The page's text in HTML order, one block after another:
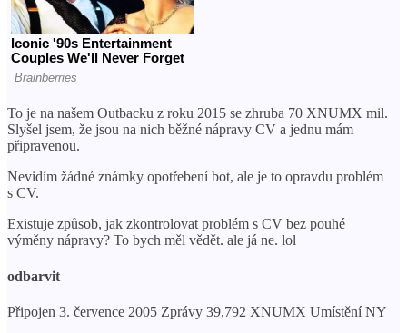
To je na našem Outbacku z roku 2015 se zhruba 70 XNUMX mil.
Slyšel jsem, že jsou na nich běžné nápravy CV a jednu mám
připravenou.
Nevidím žádné známky opotřebení bot, ale je to opravdu problém
s CV.
Existuje způsob, jak zkontrolovat problém s CV bez pouhé
výměny nápravy? To bych měl vědět. ale já ne. lol
odbarvit
Připojen 3. července 2005 Zprávy 39,792 XNUMX Umístění NY